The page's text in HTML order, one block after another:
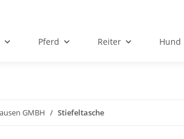
Pferd Reiter Hund
GMBH Stiefeltasche